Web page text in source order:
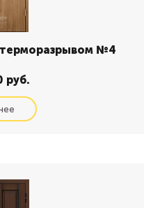
терморазрывом №4
руб.